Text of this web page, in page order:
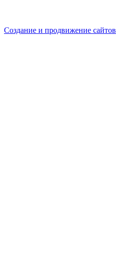
Создание и продвижение сайтов